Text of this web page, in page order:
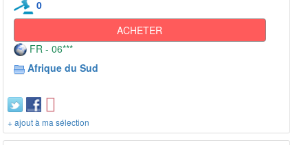
0
ACHETER
FR - 06***
Afrique du Sud
+ ajout à ma sélection